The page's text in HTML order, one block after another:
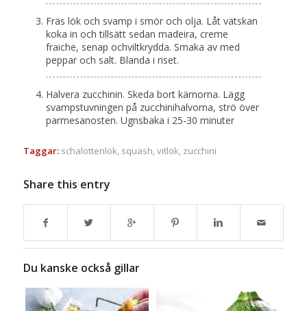
Fräs lök och svamp i smör och olja. Låt vätskan
koka in och tillsätt sedan madeira, creme
fraiche, senap ochviltkrydda. Smaka av med
peppar och salt. Blanda i riset.
Halvera zucchinin. Skeda bort kärnorna. Lägg
svampstuvningen på zucchinihalvorna, strö över
parmesanosten. Ugnsbaka i 25-30 minuter
Taggar: schalottenlök, squash,vitlök, zucchini
Share this entry
Du kanske också gillar